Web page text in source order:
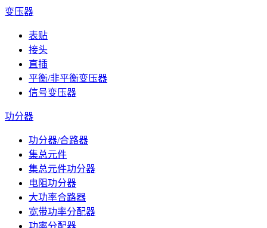
变压器
表贴
接头
直插
平衡/非平衡变压器
信号变压器
功分器
功分器/合路器
集总元件
集总元件功分器
电阻功分器
大功率合路器
宽带功率分配器